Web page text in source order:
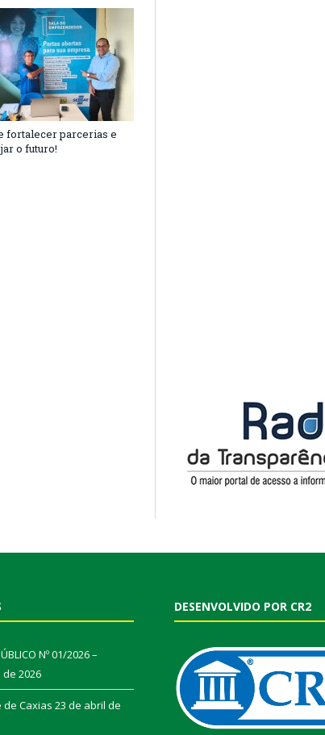
fortalecer parcerias e
o futuro!
Nº 01/2026 –
de 2026
de Caxias 23 de abril de
DESENVOLVIDO POR CR2